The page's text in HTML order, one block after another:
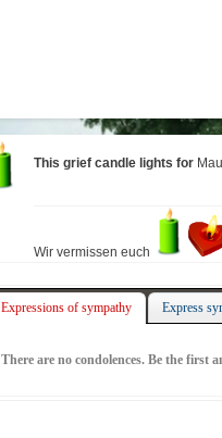
This grief candle lights for
Wir vermissen euch
Expressions of sympathy Express
There are no condolences. Be the first